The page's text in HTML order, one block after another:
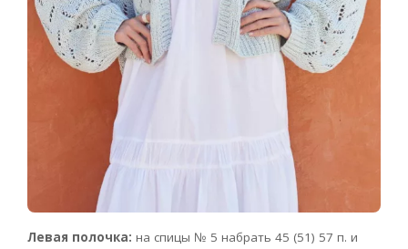
Левая полочка: на спицы № 5 набрать 45 (51) 57 п. и